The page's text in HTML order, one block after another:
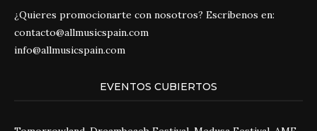
¿Quieres promocionarte con nosotros? Escríbenos en:
contacto@allmusicspain.com
info@allmusicspain.com
EVENTOS CUBIERTOS